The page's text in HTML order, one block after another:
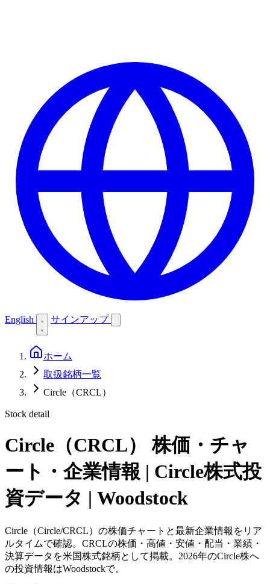
English サインアップ
ホーム
取扱銘柄一覧
Circle（CRCL）
Stock detail
Circle（CRCL）
株価・チャ
ート・企業情報 | Circle株式投
資データ | Woodstock
Circle（Circle/CRCL）の株価チャートと最新企業情報をリア
ルタイムで確認。CRCLの株価・高値・安値・配当・業績・
決算データを米国株式銘柄として掲載。2026年のCircle株へ
の投資情報はWoodstockで。